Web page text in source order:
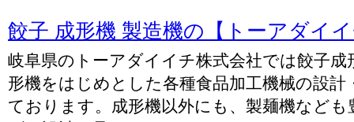
餃子 成形機 製造機の【トーアダイ
岐阜県のトーアダイイチ株式会社では餃子成
形機をはじめとした各種食品加工機械の設計
ております。成形機以外にも、製麺機なども